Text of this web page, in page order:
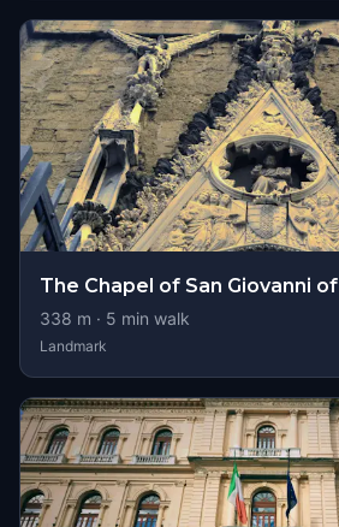
The Chapel of San Giovanni
338 m · 5 min walk
Landmark